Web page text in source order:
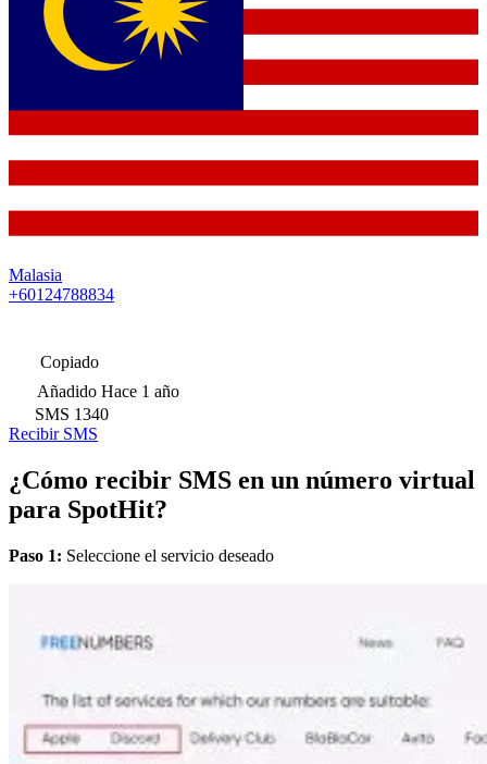
Malasia
+60124788834
Copiado
Añadido Hace 1 año
SMS 1340
Recibir SMS
¿Cómo recibir SMS en un número virtual
para SpotHit?
Paso 1: Seleccione el servicio deseado